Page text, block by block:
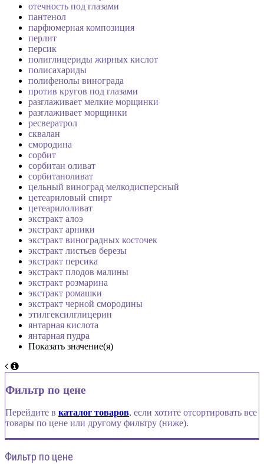
отечность под глазами
пантенол
парфюмерная композиция
перлит
персик
полиглицериды жирных кислот
полисахариды
полифенолы винограда
против кругов под глазами
разглаживает мелкие морщинки
разглаживает морщинки
ресвератрол
сквалан
смородина
сорбит
сорбитан оливат
сорбитаноливат
цельный виноград мелкодисперсный
цетеариловый спирт
цетеарилоливат
экстракт алоэ
экстракт арники
экстракт виноградных косточек
экстракт листьев березы
экстракт персика
экстракт плодов малины
экстракт розмарина
экстракт ромашки
экстракт черной смородины
этилгексилглицерин
янтарная кислота
янтарная пудра
Показать значение(я)
Фильтр по цене
Перейдите в каталог товаров, если хотите отсортировать все
товары по цене или другому фильтру (ниже).
Фильтр по цене